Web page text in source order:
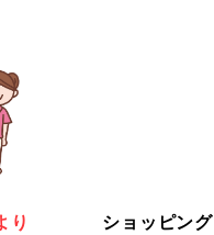
り ショッピング